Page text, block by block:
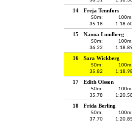
14 Freja Tennfors
50m:
35.18
100m:
15 Nanna Lundberg
50m:
36.22
100m:
16 Sara Wickberg
50m:
35.82
100m:
1:18.98
17 Edith Olsson
50m:
35.78
100m:
1:20.58
18 Frida Berling
50m:
37.70
100m:
1:20.85